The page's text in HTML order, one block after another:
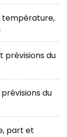
température,
prévisions du
du
part et